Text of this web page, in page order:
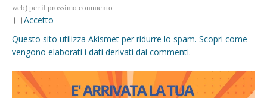
web) per il prossimo commento.
Accetto
Questo sito utilizza Akismet per ridurre lo spam. Scopri come
vengono elaborati i dati derivati dai commenti.